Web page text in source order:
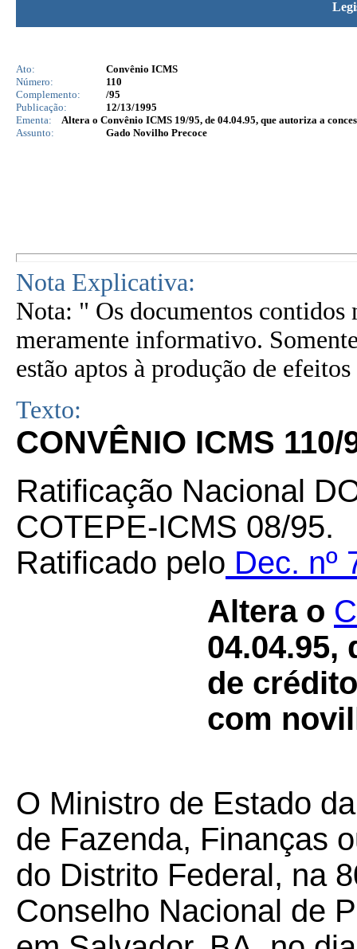
Ato:
Convênio ICMS
Número:
110
Complemento:
/95
Publicação:
12/13/1995
Ementa:
Altera o Convênio ICMS 19/95, de 04.04.95, que autoriza a
Assunto:
Gado Novilho Precoce
Nota Explicativa:
Nota: " Os documentos contidos
meramente informativo.
estão aptos à produção de
Texto:
CONVÊNIO ICMS 110/
Ratificação Nacional
COTEPE-ICMS 08/95.
Ratificado pelo Dec. nº
Altera o
04.04.95,
de
com
O Ministro de Estado
de Fazenda, Finanças
do Distrito Federal, na
Conselho Nacional de